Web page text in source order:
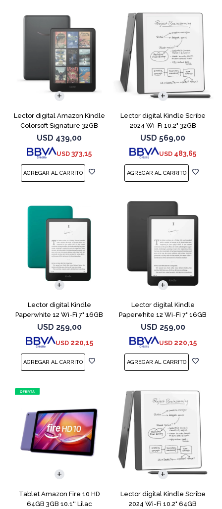
Lector digital Amazon Kindle
Colorsoft Signature 32GB
Negro
USD 439,00
USD 373,15
Lector digital Kindle Scribe
2024 Wi-Fi 10.2" 32GB
Tungsten
USD 569,00
USD 483,65
Lector digital Kindle
Paperwhite 12 Wi-Fi 7" 16GB
Verde
USD 259,00
USD 220,15
Lector digital Kindle
Paperwhite 12 Wi-Fi 7" 16GB
Negro
USD 259,00
USD 220,15
Tablet Amazon Fire 10 HD
64GB 3GB 10.1'' Lilac
Lector digital Kindle Scribe
2024 Wi-Fi 10.2" 64GB